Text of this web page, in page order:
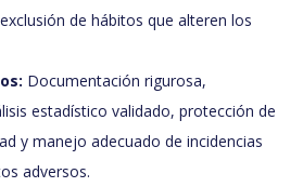
de hábitos que alteren los
Documentación rigurosa,
estadístico validado, protección de
y manejo adecuado de incidencias
adversos.